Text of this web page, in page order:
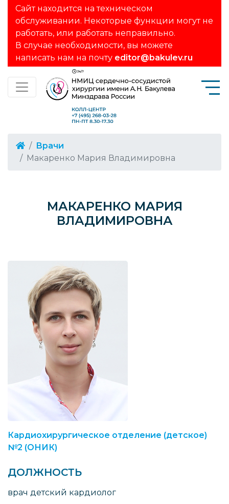
Сайт находится на техническом
обслуживании. Некоторые функции могут не
работать, или работать неправильно.
В случае необходимости, вы можете
написать нам на почту editor@bakulev.ru
Врачи
Макаренко Мария Владимировна
МАКАРЕНКО МАРИЯ
ВЛАДИМИРОВНА
Кардиохирургическое отделение (детское)
№2 (ОНИК)
ДОЛЖНОСТЬ
врач детский кардиолог